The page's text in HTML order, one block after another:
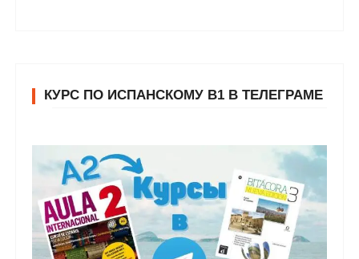
КУРС ПО ИСПАНСКОМУ В1 В ТЕЛЕГРАМЕ